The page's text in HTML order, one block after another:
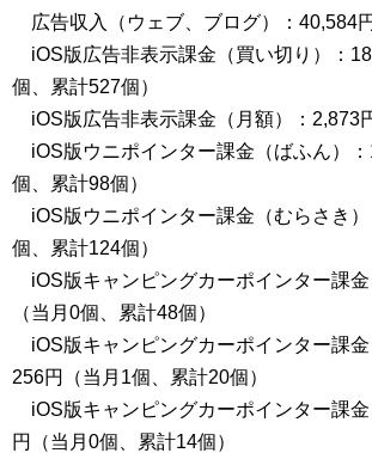
広告収入（ウェブ、ブログ）：40,584円
iOS版広告非表示課金（買い切り）：
個、累計527個）
iOS版広告非表示課金（月額）：2,873
iOS版ウニポインター課金（ばふん）
個、累計98個）
iOS版ウニポインター課金（むらさき
個、累計124個）
iOS版キャンピングカーポインター課金
（当月0個、累計48個）
iOS版キャンピングカーポインター課金
256円（当月1個、累計20個）
iOS版キャンピングカーポインター課
円（当月0個、累計14個）